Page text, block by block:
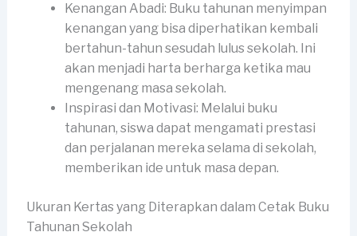
Kenangan Abadi: Buku tahunan menyimpan
kenangan yang bisa diperhatikan kembali
bertahun-tahun sesudah lulus sekolah. Ini
akan menjadi harta berharga ketika mau
mengenang masa sekolah.
Inspirasi dan Motivasi: Melalui buku
tahunan, siswa dapat mengamati prestasi
dan perjalanan mereka selama di sekolah,
memberikan ide untuk masa depan.
Ukuran Kertas yang Diterapkan dalam Cetak Buku
Tahunan Sekolah